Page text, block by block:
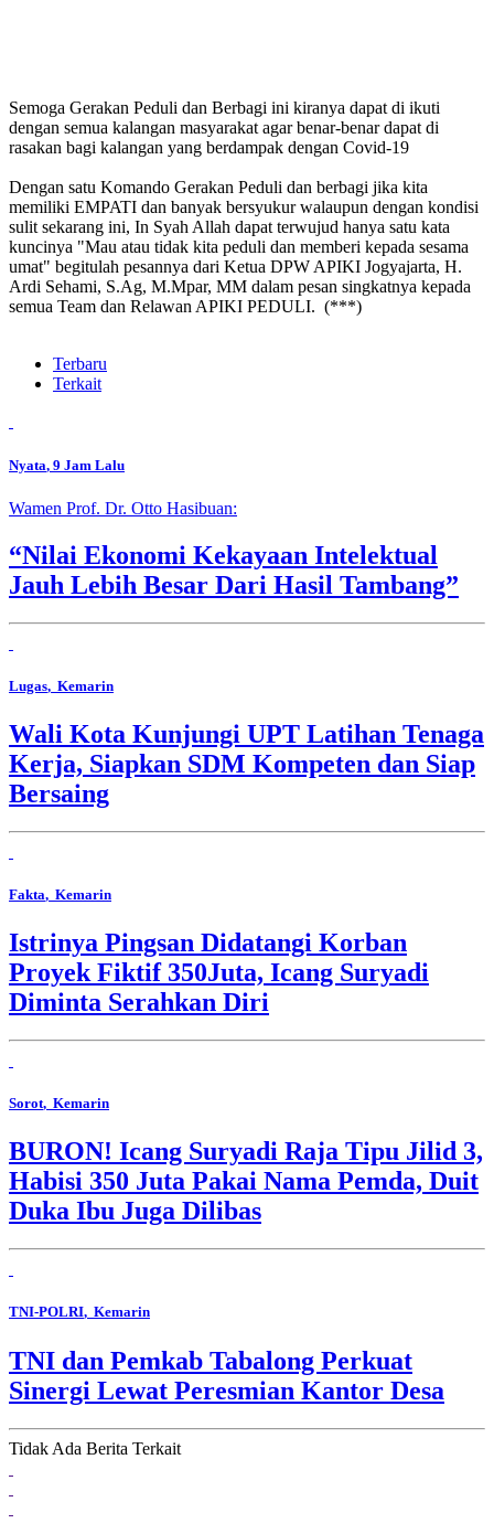
Semoga Gerakan Peduli dan Berbagi ini kiranya dapat di ikuti
dengan semua kalangan masyarakat agar benar-benar dapat di
rasakan bagi kalangan yang berdampak dengan Covid-19
Dengan satu Komando Gerakan Peduli dan berbagi jika kita
memiliki EMPATI dan banyak bersyukur walaupun dengan kondisi
sulit sekarang ini, In Syah Allah dapat terwujud hanya satu kata
kuncinya "Mau atau tidak kita peduli dan memberi kepada sesama
umat" begitulah pesannya dari Ketua DPW APIKI Jogyajarta, H.
Ardi Sehami, S.Ag, M.Mpar, MM dalam pesan singkatnya kepada
semua Team dan Relawan APIKI PEDULI. (***)
Terbaru
Terkait
Nyata, 9 Jam Lalu
Wamen Prof. Dr. Otto Hasibuan:
“Nilai Ekonomi Kekayaan Intelektual
Jauh Lebih Besar Dari Hasil Tambang”
Lugas, Kemarin
Wali Kota Kunjungi UPT Latihan Tenaga
Kerja, Siapkan SDM Kompeten dan Siap
Bersaing
Fakta, Kemarin
Istrinya Pingsan Didatangi Korban
Proyek Fiktif 350Juta, Icang Suryadi
Diminta Serahkan Diri
Sorot, Kemarin
BURON! Icang Suryadi Raja Tipu Jilid 3,
Habisi 350 Juta Pakai Nama Pemda, Duit
Duka Ibu Juga Dilibas
TNI-POLRI, Kemarin
TNI dan Pemkab Tabalong Perkuat
Sinergi Lewat Peresmian Kantor Desa
Tidak Ada Berita Terkait